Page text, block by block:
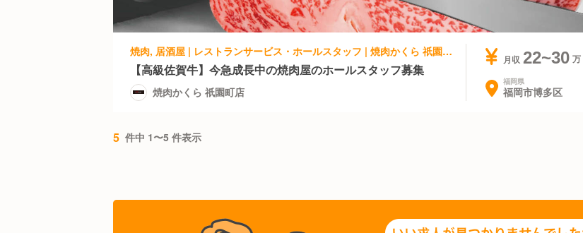
焼肉, 居酒屋 | レストランサービス・ホールスタッフ | 焼肉かくら 祇園町店
【高級佐賀牛】今急成長中の焼肉屋のホールスタッフ募集
焼肉かくら 祇園町店
月収 22~30
福岡県
福岡市博多区
5 件中 1〜5 件表示